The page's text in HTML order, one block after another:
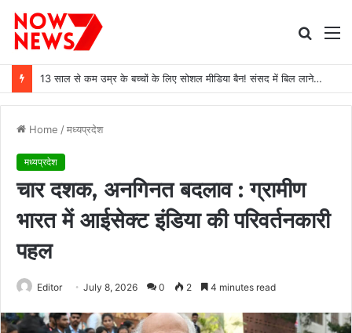
Search
13 साल से कम उम्र के बच्चों के लिए सोशल मीडिया बैन! संसद में बिल लाने की तैयारी
Home /मध्यप्रदेश
मध्यप्रदेश
चार दशक, अनगिनत बदलाव : ग्रामीण
भारत में आईसेक्ट इंडिया की परिवर्तनकारी
पहल
Editor July 8, 2026 0 2 4 minutes read